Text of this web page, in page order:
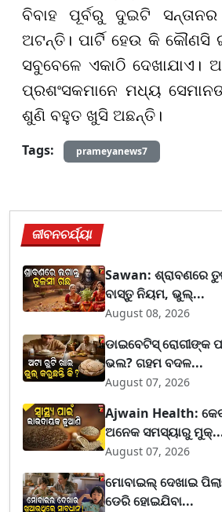
ବିବାହ ପୂର୍ବରୁ ଦୁଇଟି ସନ୍ତାନର
ଅଟନ୍ତି। ପାର୍ଟି ହେଉ କି
ସବୁବେଳେ ଏକାଠି ଦେଖାଯାଏ।
ପ୍ରଶଂସକମାନେ ମଧ୍ୟ
ଶୁଣି ବହୁତ ଖୁସି ଅଛନ୍ତି।
Tags:
prameyanews7
ଜୀବନଚର୍ଯ୍ୟା
Sawan: ଶ୍ରାବଣରେ
ବାସ୍ତୁ ନିୟମ, ଭୁଲ୍...
August 08, 2026
ଡାଇବେଟିସ୍ ରୋଗୀଙ୍କ
ଭଲ? ଗହମ ବଦଳ...
August 07, 2026
Ajwain Health:
ଅନେକ ସମସ୍ୟାରୁ
August 07, 2026
ମୋବାଇଲ୍ ଦେଖାଇ
ଡେରି ହୋଇଯିବା...